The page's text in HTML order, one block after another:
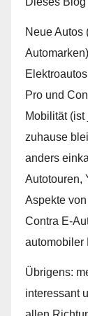
Neue Autos
Automarken)
Pro und
Mobilität (ist
zuhause
anders
Autotouren,
Aspekte
Contra E-
automobiler
Übrigens:
interessant